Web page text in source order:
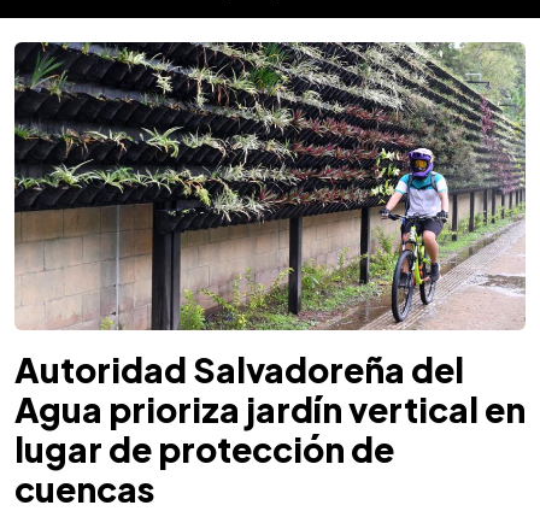
Autoridad Salvadoreña del
Agua prioriza jardín vertical en
lugar de protección de
cuencas